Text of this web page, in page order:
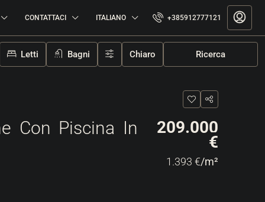
CONTATTACI ITALIANO +385912777121
Letti Bagni Chiaro Ricerca
Con Piscina In
209.000
€
1.393 €/m²